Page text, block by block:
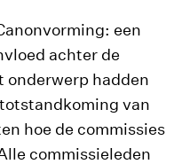
een
achter de
onderwerp hadden
van
hoe de commissies
commissieleden